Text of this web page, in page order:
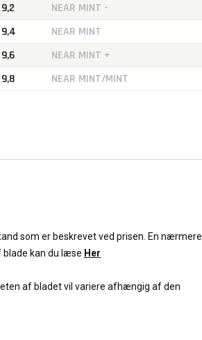
9,2 NEAR MINT -
9,4
NEAR MINT
9,6
NEAR MINT +
9,8
NEAR MINT/MINT
som er beskrevet ved prisen. En nærmere
kan du læse Her
af bladet vil variere afhængig af den